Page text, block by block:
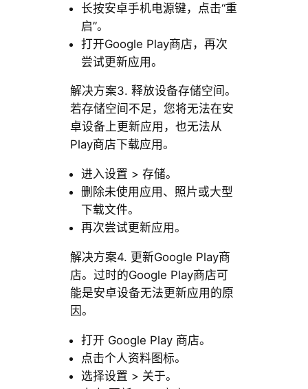
长按安卓手机电源键，点击“重
启”。
打开Google Play商店，再次
尝试更新应用。
解决方案3. 释放设备存储空间。
若存储空间不足，您将无法在安
卓设备上更新应用，也无法从
Play商店下载应用。
进入设置 > 存储。
删除未使用应用、照片或大型
下载文件。
再次尝试更新应用。
解决方案4. 更新Google Play商
店。过时的Google Play商店可
能是安卓设备无法更新应用的原
因。
打开 Google Play 商店。
点击个人资料图标。
选择设置 > 关于。